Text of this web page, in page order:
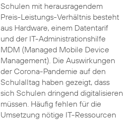
Schulen mit herausragendem
Preis-Leistungs-Verhältnis besteht
aus Hardware, einem Datentarif
und der IT-Administrationshilfe
MDM (Managed Mobile Device
Management). Die Auswirkungen
der Corona-Pandemie auf den
Schulalltag haben gezeigt, dass
sich Schulen dringend digitalisieren
müssen. Häufig fehlen für die
Umsetzung nötige IT-Ressourcen